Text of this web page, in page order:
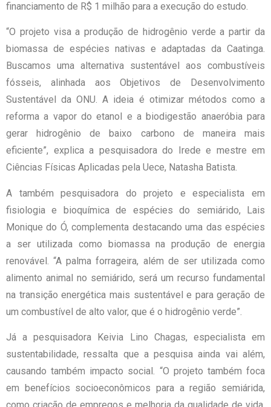
financiamento de R$ 1 milhão para a execução do estudo.
“O projeto visa a produção de hidrogênio verde a partir da
biomassa de espécies nativas e adaptadas da Caatinga.
Buscamos uma alternativa sustentável aos combustíveis
fósseis, alinhada aos Objetivos de Desenvolvimento
Sustentável da ONU. A ideia é otimizar métodos como a
reforma a vapor do etanol e a biodigestão anaeróbia para
gerar hidrogênio de baixo carbono de maneira mais
eficiente”, explica a pesquisadora do Irede e mestre em
Ciências Físicas Aplicadas pela Uece, Natasha Batista.
A também pesquisadora do projeto e especialista em
fisiologia e bioquímica de espécies do semiárido, Lais
Monique do Ó, complementa destacando uma das espécies
a ser utilizada como biomassa na produção de energia
renovável. “A palma forrageira, além de ser utilizada como
alimento animal no semiárido, será um recurso fundamental
na transição energética mais sustentável e para geração de
um combustível de alto valor, que é o hidrogênio verde”.
Já a pesquisadora Keivia Lino Chagas, especialista em
sustentabilidade, ressalta que a pesquisa ainda vai além,
causando também impacto social. “O projeto também foca
em benefícios socioeconômicos para a região semiárida,